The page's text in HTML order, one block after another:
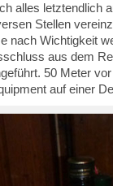
alles letztendlich
Stellen
nach Wichtigkeit
aus dem
50 Meter
auf einer